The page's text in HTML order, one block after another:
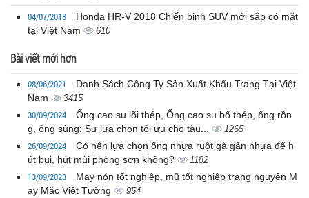
04/07/2018
Honda HR-V 2018 Chiến binh SUV mới sắp có mặt
tại Việt Nam
610
Bài viết mới hơn
08/06/2021
Danh Sách Công Ty Sản Xuất Khẩu Trang Tại Việt
Nam
3415
30/09/2024
Ống cao su lõi thép, Ống cao su bố thép, ống rồn
g, ống sùng: Sự lựa chọn tối ưu cho tàu...
1265
26/09/2024
Có nên lựa chọn ống nhựa ruột gà gân nhựa để h
út bụi, hút mùi phòng sơn không?
1182
13/09/2023
May nón tốt nghiệp, mũ tốt nghiệp trạng nguyên M
ay Mặc Việt Tường
954